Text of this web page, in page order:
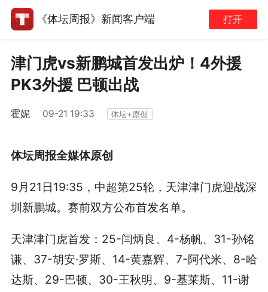
《体坛周报》新闻客户端 打开
津门虎vs新鹏城首发出炉！4外援
PK3外援 巴顿出战
霍妮 09-21 19:33 体坛+原创
体坛周报全媒体原创
9月21日19:35，中超第25轮，天津津门虎迎战深
圳新鹏城。赛前双方公布首发名单。
天津津门虎首发：25-闫炳良、4-杨帆、31-孙铭
谦、37-胡安·罗斯、14-黄嘉辉、7-阿代米、8-哈
达斯、29-巴顿、30-王秋明、9-基莱斯、11-谢